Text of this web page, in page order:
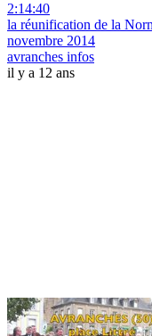
2:14:40
la réunification de la
novembre 2014
avranches infos
il y a 12 ans